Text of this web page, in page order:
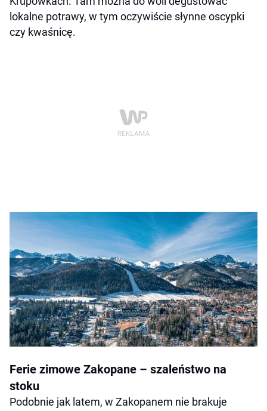
lokalne potrawy, w tym oczywiście słynne oscypki
czy kwaśnicę.
Ferie zimowe Zakopane – szaleństwo na
stoku
Podobnie jak latem, w Zakopanem nie brakuje